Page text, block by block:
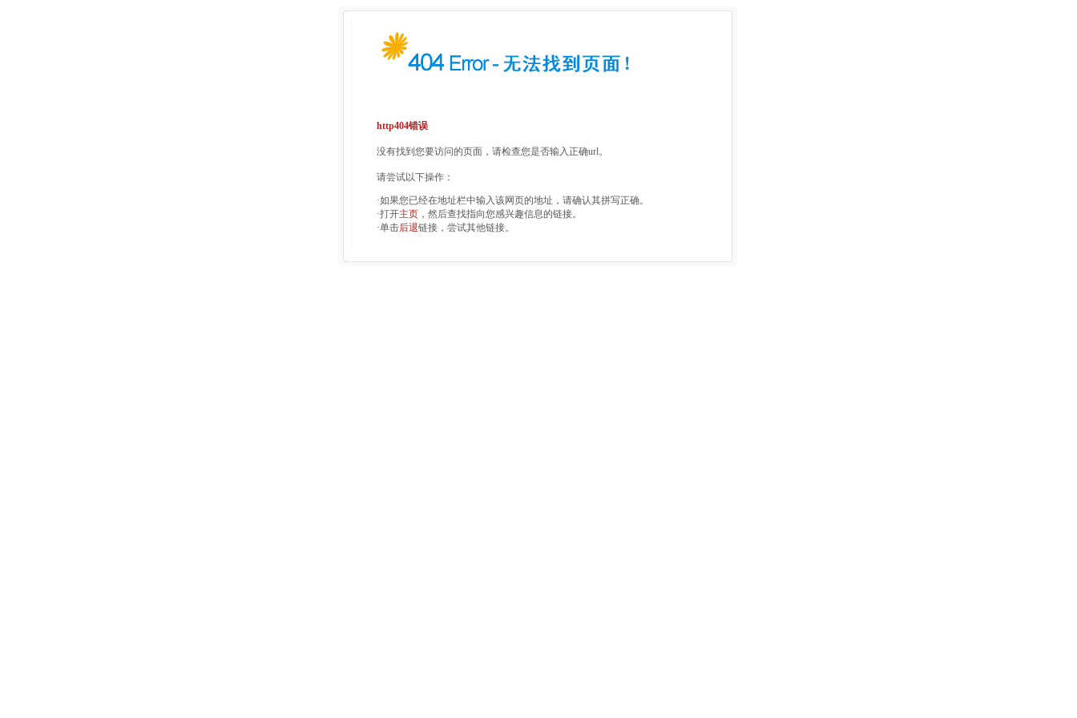
http404错误
没有找到您要访问的页面，请检查您是否输入正确url。
请尝试以下操作：
·如果您已经在地址栏中输入该网页的地址，请确认其拼写正确。
·打开主页 ，然后查找指向您感兴趣信息的链接。
·单击后退链接，尝试其他链接。